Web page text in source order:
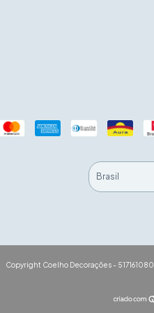
Copyright Coelho Decorações -